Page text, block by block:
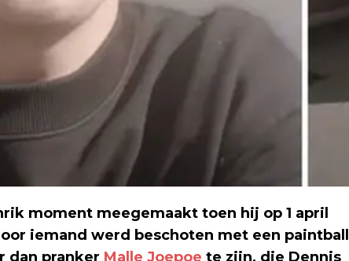
moment meegemaakt toen hij op 1 april
iemand werd beschoten met een paintball
dan pranker Malle Joepoe te zijn, die Dennis